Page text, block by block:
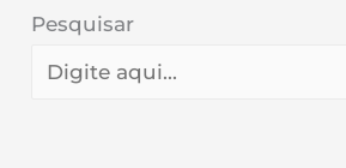
Pesquisar